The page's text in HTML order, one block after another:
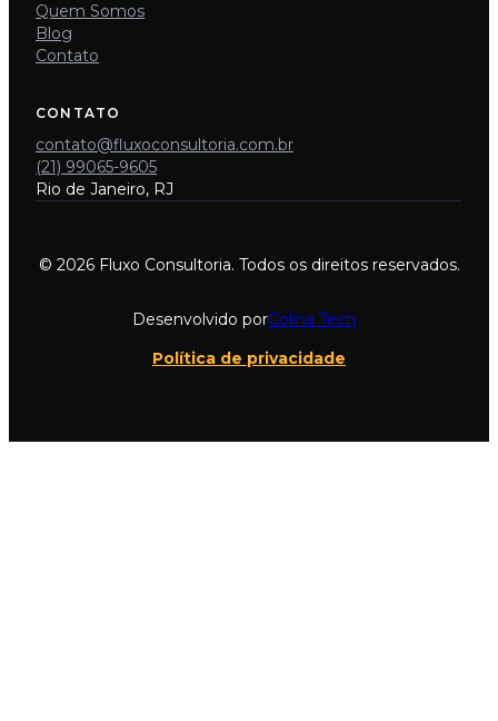
Quem Somos
Blog
Contato
CONTATO
contato@fluxoconsultoria.com.br
(21) 99065-9605
Rio de Janeiro, RJ
© 2026 Fluxo Consultoria. Todos os direitos reservados.
Desenvolvido porColina Tech
Política de privacidade